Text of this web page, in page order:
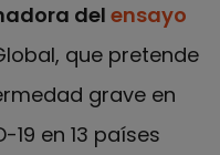
delensayo
que pretende
grave en
19 en 13 países